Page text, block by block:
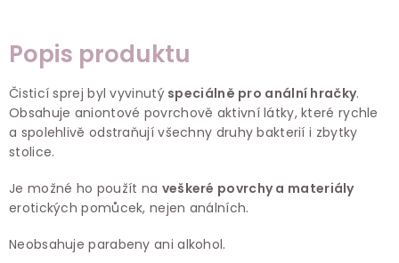
Popis produktu
Čisticí sprej byl vyvinutýspeciálně pro anální hračky.
Obsahuje aniontové povrchově aktivní látky, které rychle
a spolehlivě odstraňují všechny druhy bakterií i zbytky
stolice.
Je možné ho použít na veškeré povrchy a materiály
erotických pomůcek, nejen análních.
Neobsahuje parabeny ani alkohol.